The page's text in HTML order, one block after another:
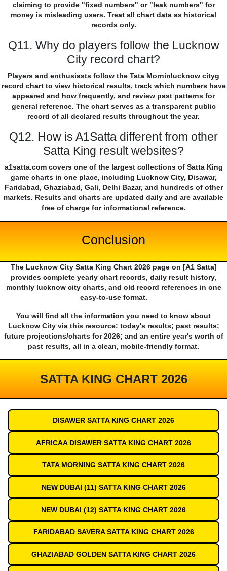
claiming to provide "fixed numbers" or "leak numbers" for
money is misleading users. Treat all chart data as historical
records only.
Q11. Why do players follow the Lucknow
City record chart?
Players and enthusiasts follow the Tata Morninlucknow cityg
record chart to view historical results, track which numbers have
appeared and how frequently, and review past patterns for
general reference. The chart serves as a transparent public
record of all declared results throughout the year.
Q12. How is A1Satta different from other
Satta King result websites?
a1satta.com covers one of the largest collections of Satta King
game charts in one place, including Lucknow City, Disawar,
Faridabad, Ghaziabad, Gali, Delhi Bazar, and hundreds of other
markets. Results and charts are updated daily and are available
free of charge for informational reference.
Conclusion
The Lucknow City Satta King Chart 2026 page on [A1 Satta]
provides complete yearly chart records, daily result history,
monthly lucknow city charts, and old record references in one
easy-to-use format.
You will find all the information you need to know about
Lucknow City via this resource: today's results; past results;
future projections/charts for 2026; and an entire year's worth of
past results, all in a clean, mobile-friendly format.
SATTA KING CHART 2026
DISAWER SATTA KING CHART 2026
AFRICAA DISAWER SATTA KING CHART 2026
TATA MORNING SATTA KING CHART 2026
NEW DUBAI (11) SATTA KING CHART 2026
NEW DUBAI (12) SATTA KING CHART 2026
FARIDABAD SAVERA SATTA KING CHART 2026
GHAZIABAD GOLDEN SATTA KING CHART 2026